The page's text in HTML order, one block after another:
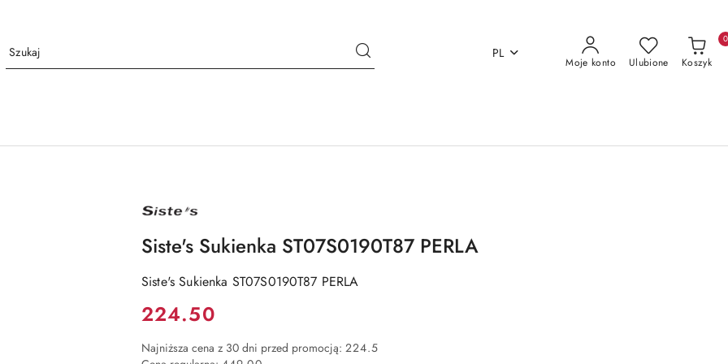
PL
Moje konto Ulubione Koszyk
0
NAZWA
PRODUCENTA:
Siste's Sukienka ST07S0190T87 PERLA
Siste's Sukienka ST07S0190T87 PERLA
Cena:
224.50
Najniższa cena z 30 dni przed promocją: 224.5